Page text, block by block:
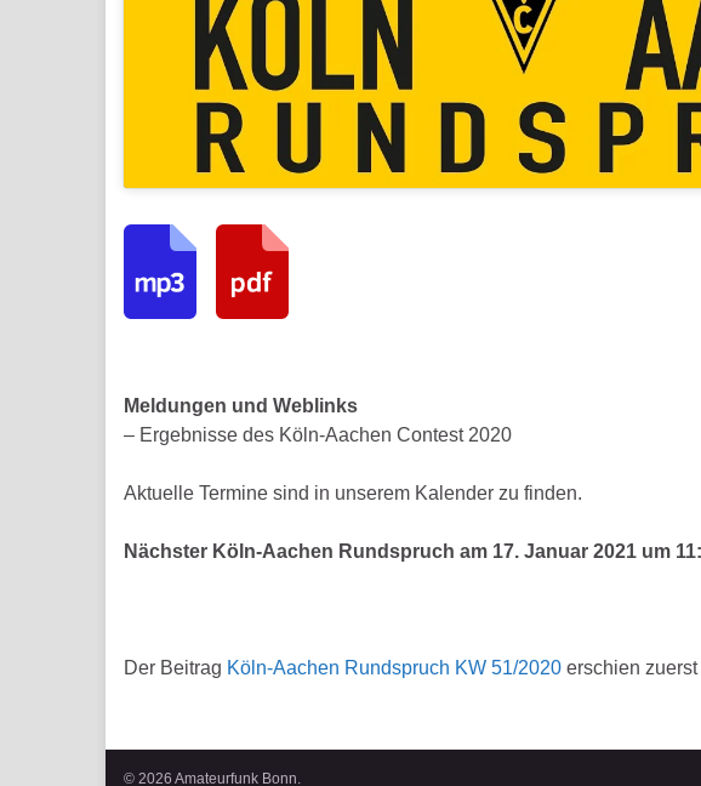
Meldungen und Weblinks
– Ergebnisse des Köln-Aachen Contest 2020
Aktuelle Termine sind in unserem Kalender zu finden.
Nächster Köln-Aachen Rundspruch am 17. Januar 2021 um
Der Beitrag Köln-Aachen Rundspruch KW 51/2020 erschien
© 2026 Amateurfunk Bonn.